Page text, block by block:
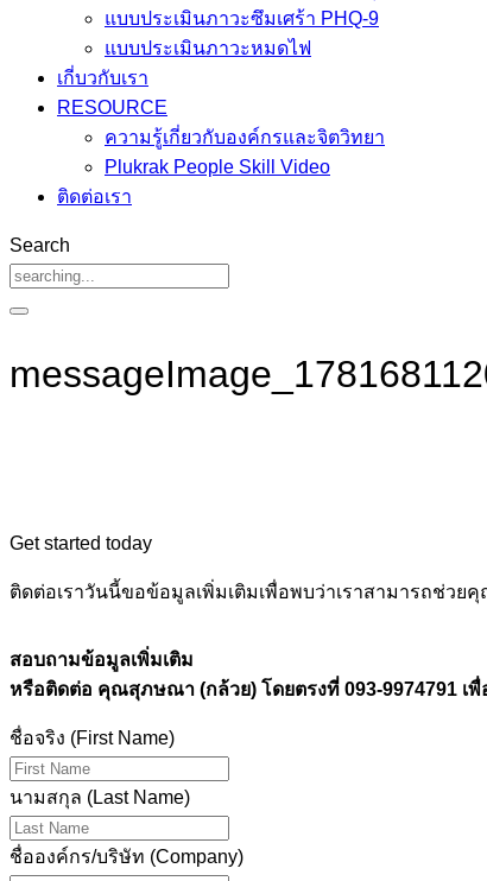
แบบประเมินภาวะซึมเศร้า PHQ-9
แบบประเมินภาวะหมดไฟ
เกี่บวกับเรา
RESOURCE
ความรู้เกี่ยวกับองค์กรและจิตวิทยา
Plukrak People Skill Video
ติดต่อเรา
Search
Get started today
ติดต่อเราวันนี้ขอข้อมูลเพิ่มเติมเพื่อพบว่าเราสามารถช่ว
สอบถามข้อมูลเพิ่มเติม
หรือติดต่อ คุณสุภษณา (กล้วย) โดยตรงที่ 093-9974791 เ
ชื่อจริง (First Name)
นามสกุล (Last Name)
ชื่อองค์กร/บริษัท (Company)